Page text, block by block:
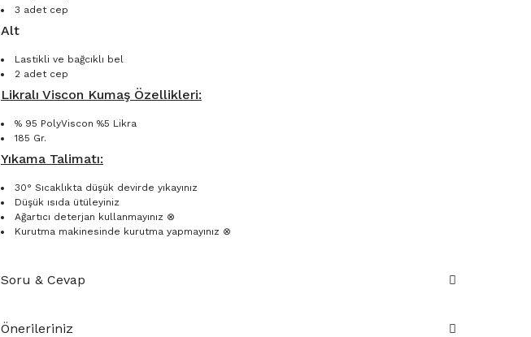
3 adet cep
Alt
Lastikli ve bağcıklı bel
2 adet cep
Likralı Viscon Kumaş Özellikleri:
% 95 PolyViscon %5 Likra
185 Gr.
Yıkama Talimatı:
30° Sıcaklıkta düşük devirde yıkayınız
Düşük ısıda ütüleyiniz
Ağartıcı deterjan kullanmayınız ⊗
Kurutma makinesinde kurutma yapmayınız ⊗
Soru & Cevap
Önerileriniz